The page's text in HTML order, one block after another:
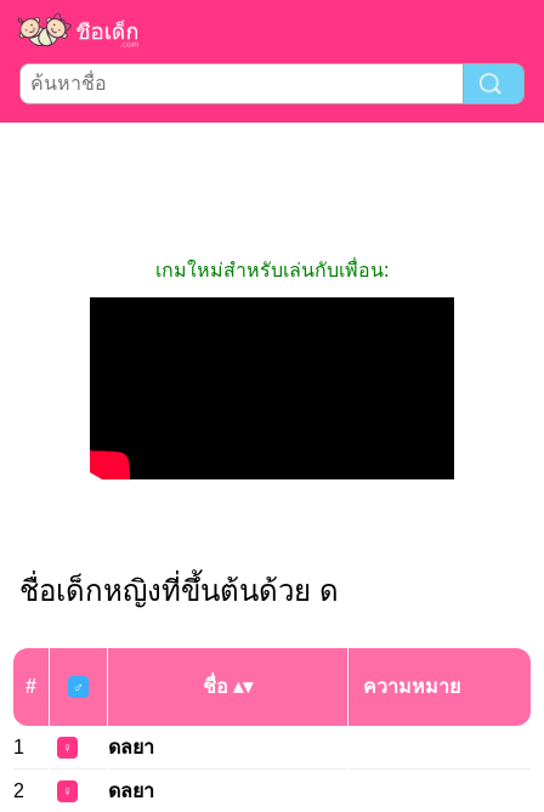
เกมใหม่สำหรับเล่นกับเพื่อน:
ชื่อเด็กหญิงที่ขึ้นต้นด้วย ด
# ♂ ชื่อ ความหมาย
1 ♀ ดลยา
2 ♀ ดลยา